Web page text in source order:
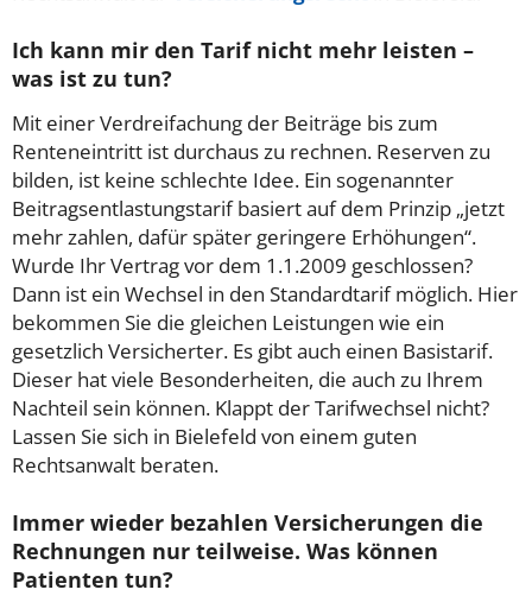
Ich kann mir den Tarif nicht mehr leisten –
was ist zu tun?
Mit einer Verdreifachung der Beiträge bis zum
Renteneintritt ist durchaus zu rechnen. Reserven zu
bilden, ist keine schlechte Idee. Ein sogenannter
Beitragsentlastungstarif basiert auf dem Prinzip „jetzt
mehr zahlen, dafür später geringere Erhöhungen“.
Wurde Ihr Vertrag vor dem 1.1.2009 geschlossen?
Dann ist ein Wechsel in den Standardtarif möglich. Hier
bekommen Sie die gleichen Leistungen wie ein
gesetzlich Versicherter. Es gibt auch einen Basistarif.
Dieser hat viele Besonderheiten, die auch zu Ihrem
Nachteil sein können. Klappt der Tarifwechsel nicht?
Lassen Sie sich in Bielefeld von einem guten
Rechtsanwalt beraten.
Immer wieder bezahlen Versicherungen die
Rechnungen nur teilweise. Was können
Patienten tun?